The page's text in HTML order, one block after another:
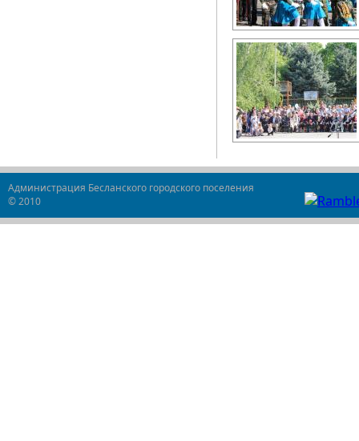
Администрация Бесланского городского поселения
© 2010